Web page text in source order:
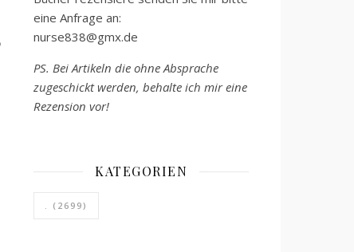
eine Anfrage an:
nurse838@gmx.de
PS. Bei Artikeln die ohne Absprache
zugeschickt werden, behalte ich mir eine
Rezension vor!
KATEGORIEN
. (2699)